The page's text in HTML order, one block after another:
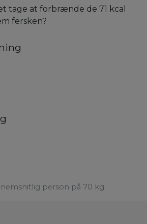
tage at forbrænde de 71 kcal
fersken?
person på 70 kg.